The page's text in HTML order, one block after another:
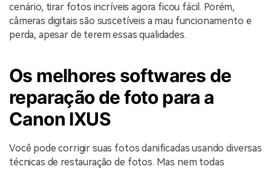
cenário, tirar fotos incríveis agora ficou fácil. Porém,
câmeras digitais são suscetíveis a mau funcionamento e
perda, apesar de terem essas qualidades.
Os melhores softwares de
reparação de foto para a
Canon IXUS
Você pode corrigir suas fotos danificadas usando diversas
técnicas de restauração de fotos. Mas nem todas